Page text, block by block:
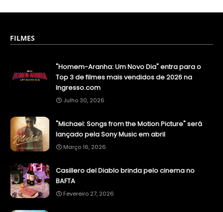
FILMES
"Homem-Aranha: Um Novo Dia" entra para o
Top 3 de filmes mais vendidos de 2026 na
Ingresso.com
Julho 30, 2026
"Michael: Songs from the Motion Picture" será
lançado pela Sony Music em abril
Março 16, 2026
Casillero del Diablo brinda pelo cinema no
BAFTA
Fevereiro 27, 2026